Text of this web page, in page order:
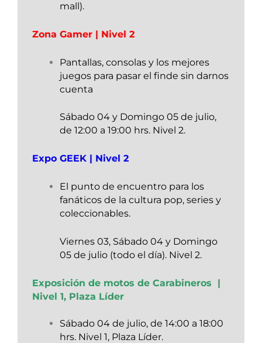
mall).
Zona Gamer | Nivel 2
Pantallas, consolas y los mejores
juegos para pasar el finde sin darnos
cuenta
Sábado 04 y Domingo 05 de julio,
de 12:00 a 19:00 hrs. Nivel 2.
Expo GEEK | Nivel 2
El punto de encuentro para los
fanáticos de la cultura pop, series y
coleccionables.
Viernes 03, Sábado 04 y Domingo
05 de julio (todo el día). Nivel 2.
Exposición de motos de Carabineros |
Nivel 1, Plaza Líder
Sábado 04 de julio, de 14:00 a 18:00
hrs. Nivel 1, Plaza Líder.